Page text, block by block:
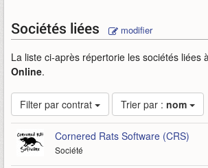
Sociétés liées modifier
La liste ci-après répertorie les sociétés liées
Online.
Filter par contrat Trier par : nom
Cornered Rats Software (CRS)
Société